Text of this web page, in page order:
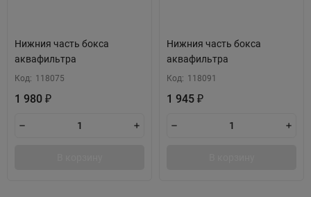
Нижния часть бокса
аквафильтра
Код: 118075
1 980 ₽
Нижния часть бокса
аквафильтра
Код: 118091
1 945 ₽